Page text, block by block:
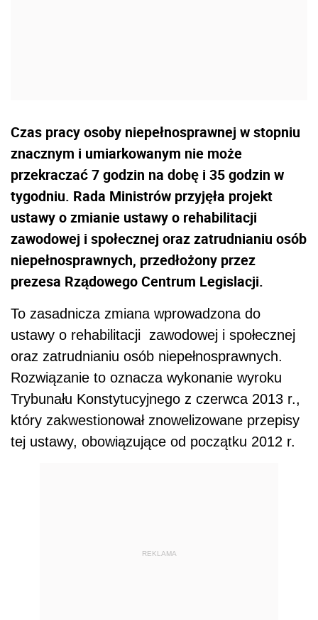
Czas pracy osoby niepełnosprawnej w stopniu
znacznym i umiarkowanym nie może
przekraczać 7 godzin na dobę i 35 godzin w
tygodniu. Rada Ministrów przyjęła projekt
ustawy o zmianie ustawy o rehabilitacji
zawodowej i społecznej oraz zatrudnianiu osób
niepełnosprawnych, przedłożony przez
prezesa Rządowego Centrum Legislacji.
To zasadnicza zmiana wprowadzona do
ustawy o rehabilitacji zawodowej i społecznej
oraz zatrudnianiu osób niepełnosprawnych.
Rozwiązanie to oznacza wykonanie wyroku
Trybunału Konstytucyjnego z czerwca 2013 r.,
który zakwestionował znowelizowane przepisy
tej ustawy, obowiązujące od początku 2012 r.
REKLAMA